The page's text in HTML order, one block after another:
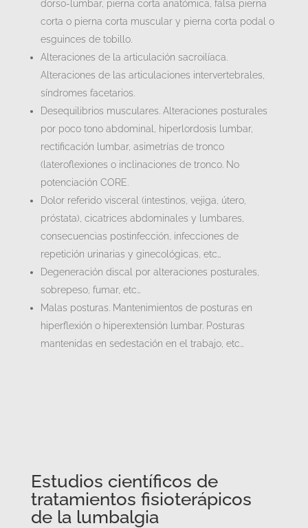
dorso-lumbar, pierna corta anatómica, falsa pierna
corta o pierna corta muscular y pierna corta podal o
esguinces de tobillo.
Alteraciones de la articulación sacroilíaca.
Alteraciones de las articulaciones intervertebrales,
síndromes facetarios.
Desequilibrios musculares. Alteraciones posturales
por poco tono abdominal, hiperlordosis lumbar,
rectificación lumbar, asimetrías de tronco
(lateroflexiones o inclinaciones de tronco. No
potenciación CORE.
Dolor referido visceral (intestinos, vejiga, útero,
próstata), cicatrices abdominales y lumbares,
consecuencias postinfección, infecciones de
repetición urinarias y ginecológicas, etc…
Degeneración discal por alteraciones posturales,
sobrepeso, fumar, etc…
Malas posturas. Mantenimientos de posturas en
hiperflexión o hiperextensión lumbar. Posturas
mantenidas en sedestación en el trabajo, etc…
Estudios científicos de
tratamientos fisioterápicos
de la lumbalgia